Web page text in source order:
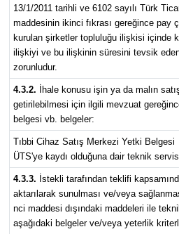
13/1/2011 tarihli ve 6102 sayılı Türk
maddesinin ikinci fıkrası gereğince pay
kurulan şirketler topluluğu ilişkisi içinde
ilişkiyi ve bu ilişkinin süresini tevsik
zorunludur.
4.3.2. İhale konusu işin ya da malın
getirilebilmesi için ilgili mevzuat
belgesi vb. belgeler:
Tıbbi Cihaz Satış Merkezi Yetki Belgesi
ÜTS'ye kaydı olduğuna dair teknik
4.3.3. İstekli tarafından teklifi
aktarılarak sunulması ve/veya
nci maddesi dışındaki maddeleri ile
aşağıdaki belgeler ve/veya yeterlik